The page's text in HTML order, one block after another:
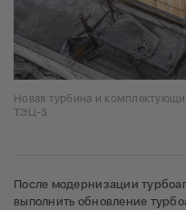
Новая турбина и
ТЭЦ-3
После модернизации
выполнить обновление